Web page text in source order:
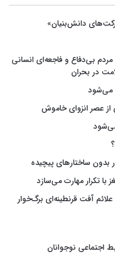
دانش‌بنیان»
مردم بی‌دفاع و فاجعه‌ای انسانی
در بحران
می‌شود
از عصر انزوای خاموش
بدون ساختارهای پیچیده
تکرار مهارت می‌سازد
آفت قرنطینه‌ای برگ‌خوار
اجتماعی نوجوانان